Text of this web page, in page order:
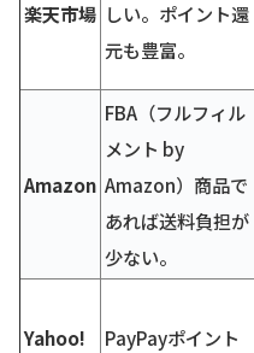
楽天市場 しい。ポイント還
元も豊富。
Amazon
FBA（フルフィル
メント by
Amazon）商品で
あれば送料負担が
少ない。
Yahoo!
PayPayポイント